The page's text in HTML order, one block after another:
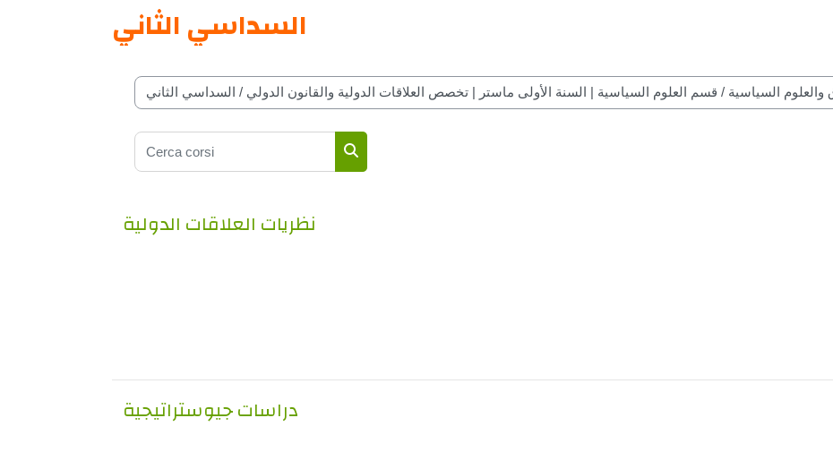
السداسي الثاني
Categorie di corso
Cerca corsi
Cerca corsi
نظريات العلاقات الدولية
دراسات جيوستراتيجية